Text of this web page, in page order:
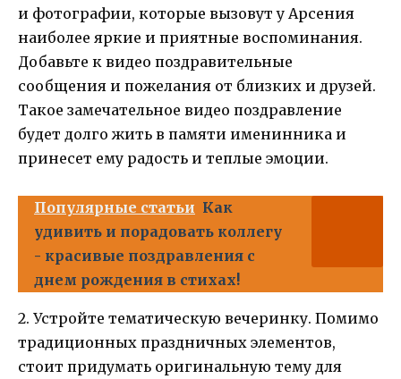
и фотографии, которые вызовут у Арсения
наиболее яркие и приятные воспоминания.
Добавьте к видео поздравительные
сообщения и пожелания от близких и друзей.
Такое замечательное видео поздравление
будет долго жить в памяти именинника и
принесет ему радость и теплые эмоции.
Популярные статьи Как
удивить и порадовать коллегу
- красивые поздравления с
днем рождения в стихах!
2. Устройте тематическую вечеринку. Помимо
традиционных праздничных элементов,
стоит придумать оригинальную тему для